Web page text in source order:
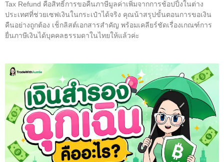
Tax Refund คือสิทธิ์การขอคืนภาษีมูลค่าเพิ่มจากการช้อปปิ้งในต่าง
ประเทศที่ช่วยเซฟเงินในกระเป๋าได้จริง คุณน้าสรุปขั้นตอนการขอเงิน
คืนอย่างถูกต้อง เช็กลิสต์เอกสารสำคัญ พร้อมเคลียร์ชัดเรื่องเกณฑ์การ
ยื่นภาษีเงินได้บุคคลธรรมดาในไทยให้แล้วค่ะ